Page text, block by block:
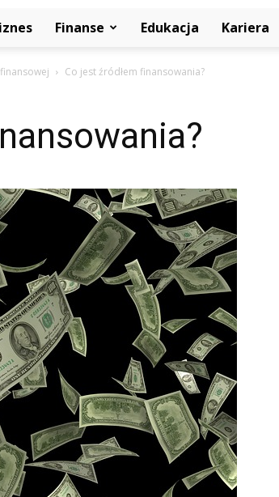
Finanse Edukacja Kariera
Co jest źródłem finansowania?